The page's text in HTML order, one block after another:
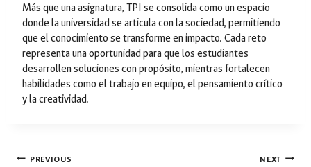
Más que una asignatura, TPI se consolida como un espacio
donde la universidad se articula con la sociedad, permitiendo
que el conocimiento se transforme en impacto. Cada reto
representa una oportunidad para que los estudiantes
desarrollen soluciones con propósito, mientras fortalecen
habilidades como el trabajo en equipo, el pensamiento crítico
y la creatividad.
PREVIOUS NEXT